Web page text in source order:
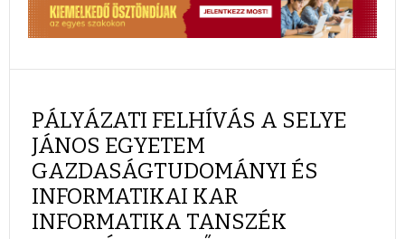
PÁLYÁZATI FELHÍVÁS A SELYE
JÁNOS EGYETEM
GAZDASÁGTUDOMÁNYI ÉS
INFORMATIKAI KAR
INFORMATIKA TANSZÉK